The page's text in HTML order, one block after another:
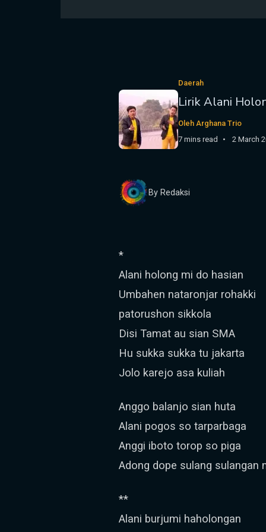
Daerah
Lirik Alani
Oleh Arghana Trio
7 mins read
2 March
By Redaksi
*
Alani holong mi do hasian
Umbahen nataronjar rohakki
patorushon sikkola
Disi Tamat au sian SMA
Hu sukka sukka tu jakarta
Jolo karejo asa kuliah
Anggo balanjo sian huta
Alani pogos so tarparbaga
Anggi iboto torop so piga
Adong dope sulang sulangan
**
Alani burjumi haholongan